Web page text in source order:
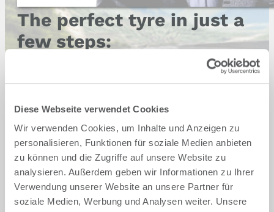
Diese Webseite verwendet Cookies
Wir verwenden Cookies, um Inhalte und Anzeigen zu
personalisieren, Funktionen für soziale Medien anbieten
zu können und die Zugriffe auf unsere Website zu
analysieren. Außerdem geben wir Informationen zu Ihrer
Verwendung unserer Website an unsere Partner für
soziale Medien, Werbung und Analysen weiter. Unsere
The perfect tyre in just a
few steps:
Audi BMW
Cupra Dacia
Ford Hyundai
Mercedes Opel